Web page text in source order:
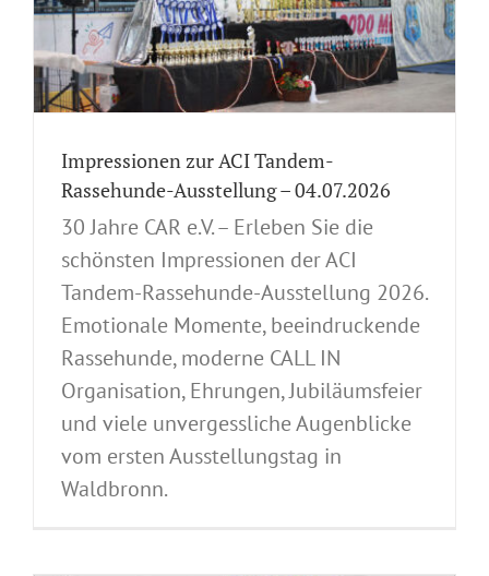
Impressionen zur ACI Tandem-
Rassehunde-Ausstellung – 04.07.2026
30 Jahre CAR e.V. – Erleben Sie die
schönsten Impressionen der ACI
Tandem-Rassehunde-Ausstellung 2026.
Emotionale Momente, beeindruckende
Rassehunde, moderne CALL IN
Organisation, Ehrungen, Jubiläumsfeier
und viele unvergessliche Augenblicke
vom ersten Ausstellungstag in
Waldbronn.